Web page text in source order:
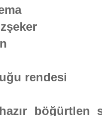
rendesi
böğürtlen